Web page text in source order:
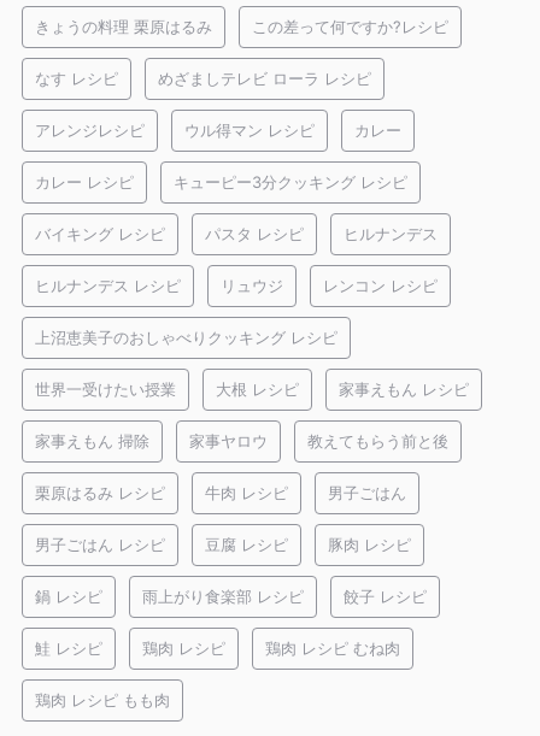
きょうの料理 栗原はるみ この差って何ですか?レシピ
なす レシピ めざましテレビ ローラ レシピ
アレンジレシピ ウル得マン レシピ カレー
カレー レシピ キューピー3分クッキング レシピ
バイキング レシピ パスタ レシピ ヒルナンデス
ヒルナンデス レシピ リュウジ レンコン レシピ
上沼恵美子のおしゃべりクッキング レシピ
世界一受けたい授業 大根 レシピ 家事えもん レシピ
家事えもん 掃除 家事ヤロウ 教えてもらう前と後
栗原はるみ レシピ 牛肉 レシピ 男子ごはん
男子ごはん レシピ 豆腐 レシピ 豚肉 レシピ
鍋 レシピ 雨上がり食楽部 レシピ 餃子 レシピ
鮭 レシピ 鶏肉 レシピ 鶏肉 レシピ むね肉
鶏肉 レシピ もも肉